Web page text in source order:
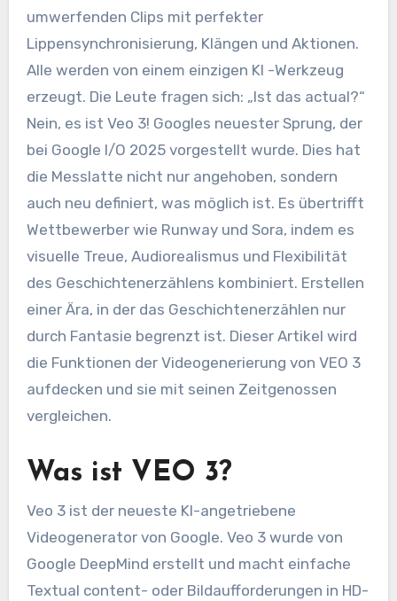
umwerfenden Clips mit perfekter
Lippensynchronisierung, Klängen und Aktionen.
Alle werden von einem einzigen KI -Werkzeug
erzeugt. Die Leute fragen sich: „Ist das actual?“
Nein, es ist Veo 3! Googles neuester Sprung, der
bei Google I/O 2025 vorgestellt wurde. Dies hat
die Messlatte nicht nur angehoben, sondern
auch neu definiert, was möglich ist. Es übertrifft
Wettbewerber wie Runway und Sora, indem es
visuelle Treue, Audiorealismus und Flexibilität
des Geschichtenerzählens kombiniert. Erstellen
einer Ära, in der das Geschichtenerzählen nur
durch Fantasie begrenzt ist. Dieser Artikel wird
die Funktionen der Videogenerierung von VEO 3
aufdecken und sie mit seinen Zeitgenossen
vergleichen.
Was ist VEO 3?
Veo 3 ist der neueste KI-angetriebene
Videogenerator von Google. Veo 3 wurde von
Google DeepMind erstellt und macht einfache
Textual content- oder Bildaufforderungen in HD-